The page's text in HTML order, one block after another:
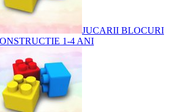
JUCARII BLOCURI
1-4 ANI